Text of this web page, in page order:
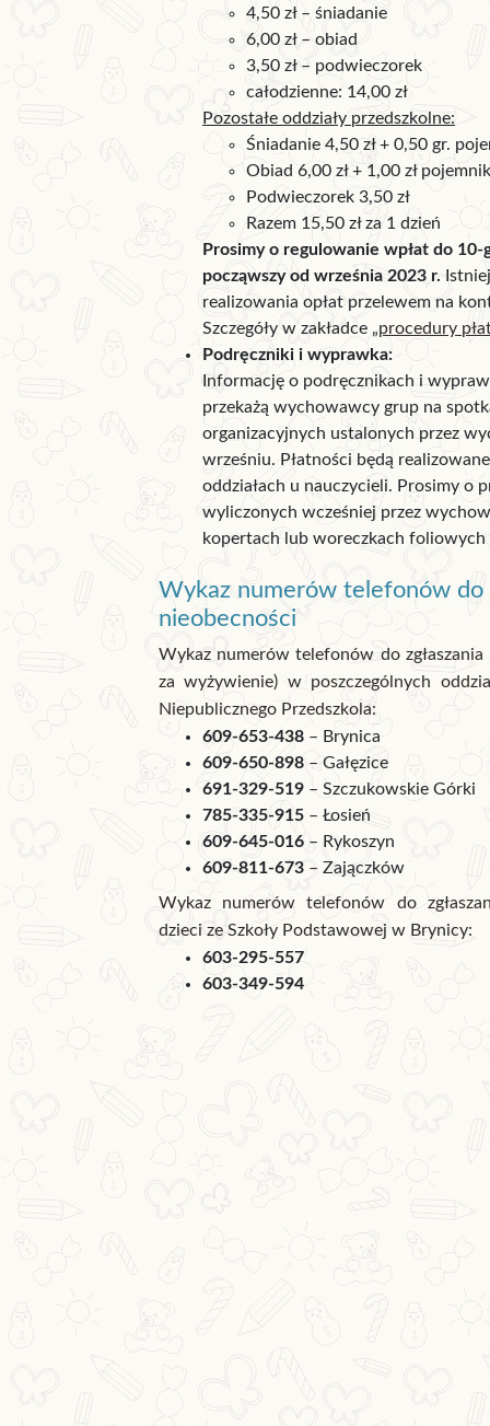
4,50 zł – śniadanie
6,00 zł – obiad
3,50 zł – podwieczorek
całodzienne: 14,00 zł
Pozostałe oddziały przedszkolne:
Śniadanie 4,50 zł + 0,50 gr.
Obiad 6,00 zł + 1,00 zł pojemnik
Podwieczorek 3,50 zł
Razem 15,50 zł za 1 dzień
Prosimy o regulowanie wpłat do 10-
począwszy od września 2023 r.
realizowania opłat przelewem na
Szczegóły w zakładce „procedury
Podręczniki i wyprawka:
Informację o podręcznikach i
przekażą wychowawcy grup na
organizacyjnych ustalonych przez
wrześniu. Płatności będą
oddziałach u nauczycieli. Prosimy o
wyliczonych wcześniej przez
kopertach lub woreczkach foliowych
Wykaz numerów telefonów do
nieobecności
Wykaz numerów telefonów do zgłaszania
za wyżywienie) w poszczególnych
Niepublicznego Przedszkola:
609-653-438 – Brynica
609-650-898 – Gałęzice
691-329-519 – Szczukowskie Górki
785-335-915 – Łosień
609-645-016 – Rykoszyn
609-811-673 – Zajączków
Wykaz numerów telefonów do
dzieci ze Szkoły Podstawowej w Brynicy:
603-295-557
603-349-594